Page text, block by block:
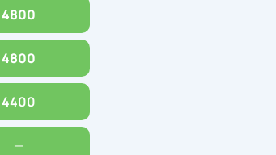
4800
4800
4400
—